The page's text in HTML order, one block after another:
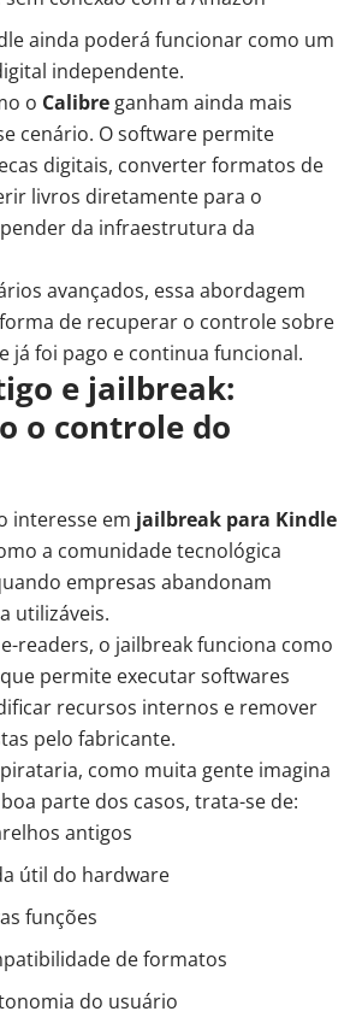
ainda poderá funcionar como um
independente.
o Calibre ganham ainda mais
cenário. O software permite
digitais, converter formatos de
livros diretamente para o
da infraestrutura da
avançados, essa abordagem
de recuperar o controle sobre
já foi pago e continua funcional.
e jailbreak:
o controle do
interesse em jailbreak para Kindle
a comunidade tecnológica
empresas abandonam
utilizáveis.
readers, o jailbreak funciona como
permite executar softwares
recursos internos e remover
pelo fabricante.
como muita gente imagina
parte dos casos, trata-se de:
antigos
útil do hardware
funções
de formatos
do usuário